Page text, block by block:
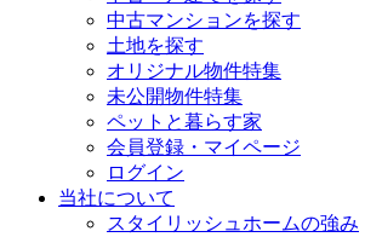
中古マンションを探す
土地を探す
オリジナル物件特集
未公開物件特集
ペットと暮らす家
会員登録・マイページ
ログイン
当社について
スタイリッシュホームの強み